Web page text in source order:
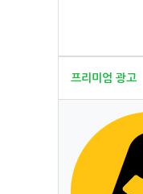
프리미엄 광고